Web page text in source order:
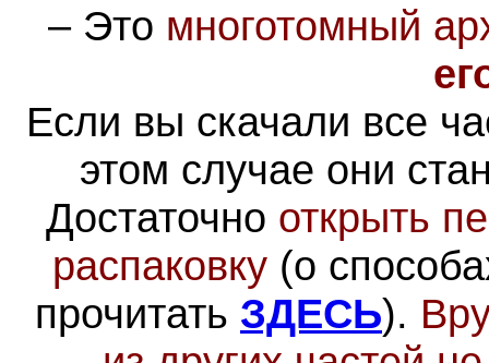
– Это многотомный
Если вы скачали все
этом случае они
Достаточно открыть
распаковку (о
прочитать ЗДЕСЬ).